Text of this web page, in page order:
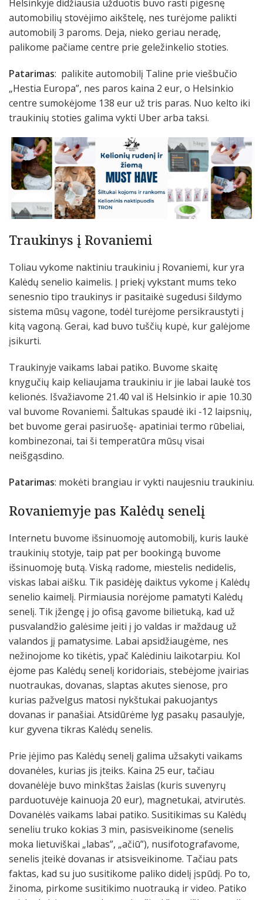
Helsinkyje didžiausia užduotis buvo rasti pigesnę
automobilių stovėjimo aikštelę, nes turėjome palikti
automobilį 3 paroms. Deja, nieko geriau neradę,
palikome pačiame centre prie geležinkelio stoties.
Patarimas: palikite automobilį Taline prie viešbučio
„Hestia Europa”, nes paros kaina 2 eur, o Helsinkio
centre sumokėjome 138 eur už tris paras. Nuo kelto iki
traukinių stoties galima vykti Uber arba taksi.
Traukinys į Rovaniemi
Toliau vykome naktiniu traukiniu į Rovaniemi, kur yra
Kalėdų senelio kaimelis. Į priekį vykstant mums teko
senesnio tipo traukinys ir pasitaikė sugedusi šildymo
sistema mūsų vagone, todėl turėjome persikraustyti į
kitą vagoną. Gerai, kad buvo tuščių kupė, kur galėjome
įsikurti.
Traukinyje vaikams labai patiko. Buvome skaitę
knygučių kaip keliaujama traukiniu ir jie labai laukė tos
kelionės. Išvažiavome 21.40 val iš Helsinkio ir apie 10.30
val buvome Rovaniemi. Šaltukas spaudė iki -12 laipsnių,
bet buvome gerai pasiruošę- apatiniai termo rūbeliai,
kombinezonai, tai ši temperatūra mūsų visai
neišgąsdino.
Patarimas: mokėti brangiau ir vykti naujesniu traukiniu.
Rovaniemyje pas Kalėdų senelį
Internetu buvome išsinuomoję automobilį, kuris laukė
traukinių stotyje, taip pat per bookingą buvome
išsinuomoję butą. Viską radome, miestelis nedidelis,
viskas labai aišku. Tik pasidėję daiktus vykome į Kalėdų
senelio kaimelį. Pirmiausia norėjome pamatyti Kalėdų
senelį. Tik įžengę į jo ofisą gavome bilietuką, kad už
pusvalandžio galėsime įeiti į jo valdas ir maždaug už
valandos jį pamatysime. Labai apsidžiaugėme, nes
nežinojome ko tikėtis, ypač Kalėdiniu laikotarpiu. Kol
ėjome pas Kalėdų senelį koridoriais, stebėjome įvairias
nuotraukas, dovanas, slaptas akutes sienose, pro
kurias pažvelgus matosi nykštukai pakuojantys
dovanas ir panašiai. Atsidūrėme lyg pasakų pasaulyje,
kur gyvena tikras Kalėdų senelis.
Prie įėjimo pas Kalėdų senelį galima užsakyti vaikams
dovanėles, kurias jis įteiks. Kaina 25 eur, tačiau
dovanėlėje buvo minkštas žaislas (kuris suvenyrų
parduotuvėje kainuoja 20 eur), magnetukai, atvirutės.
Dovanėlės vaikams labai patiko. Susitikimas su Kalėdų
seneliu truko kokias 3 min, pasisveikinome (senelis
moka lietuviškai „labas”, „ačiū”), nusifotografavome,
senelis įteikė dovanas ir atsisveikinome. Tačiau pats
faktas, kad su juo susitikome paliko didelį įspūdį. Po to,
žinoma, pirkome susitikimo nuotrauką ir video. Patiko